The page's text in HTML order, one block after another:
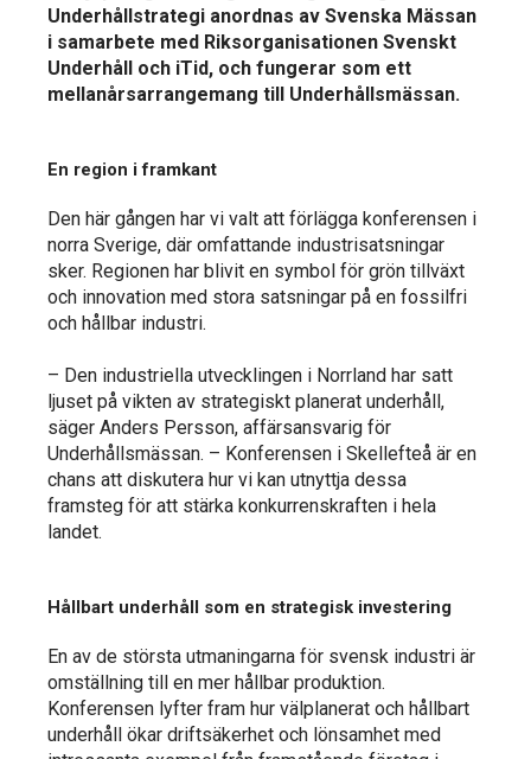
Underhållstrategi anordnas av Svenska Mässan
i samarbete med Riksorganisationen Svenskt
Underhåll och iTid, och fungerar som ett
mellanårsarrangemang till Underhållsmässan.
En region i framkant
Den här gången har vi valt att förlägga konferensen i
norra Sverige, där omfattande industrisatsningar
sker. Regionen har blivit en symbol för grön tillväxt
och innovation med stora satsningar på en fossilfri
och hållbar industri.
– Den industriella utvecklingen i Norrland har satt
ljuset på vikten av strategiskt planerat underhåll,
säger Anders Persson, affärsansvarig för
Underhållsmässan. – Konferensen i Skellefteå är en
chans att diskutera hur vi kan utnyttja dessa
framsteg för att stärka konkurrenskraften i hela
landet.
Hållbart underhåll som en strategisk investering
En av de största utmaningarna för svensk industri är
omställning till en mer hållbar produktion.
Konferensen lyfter fram hur välplanerat och hållbart
underhåll ökar driftsäkerhet och lönsamhet med